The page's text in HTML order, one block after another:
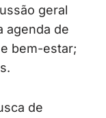
geral
agenda de
bem-estar;
de